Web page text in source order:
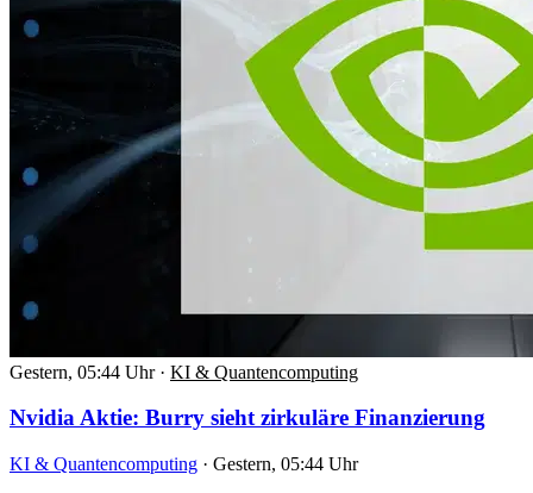
Gestern, 05:44 Uhr · KI & Quantencomputing
Nvidia Aktie: Burry sieht zirkuläre Finanzierung
KI & Quantencomputing · Gestern, 05:44 Uhr